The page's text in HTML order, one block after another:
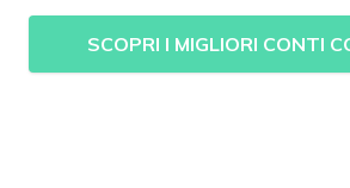
SCOPRI I MIGLIORI CONTI